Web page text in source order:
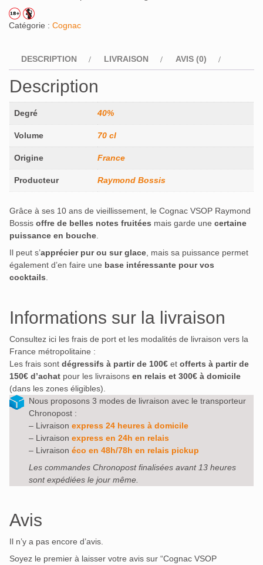
Catégorie : Cognac
DESCRIPTION LIVRAISON AVIS (0)
Description
Degré 40%
Volume 70 cl
Origine France
Producteur Raymond Bossis
Grâce à ses 10 ans de vieillissement, le Cognac VSOP Raymond
Bossis offre de belles notes fruitées mais garde une certaine
puissance en bouche.
Il peut s’apprécier pur ou sur glace, mais sa puissance permet
également d’en faire une base intéressante pour vos
cocktails.
Informations sur la livraison
Consultez ici les frais de port et les modalités de livraison vers la
France métropolitaine :
Les frais sont dégressifs à partir de 100€ et offerts à partir de
150€ d’achat pour les livraisons en relais et 300€ à domicile
(dans les zones éligibles).
Nous proposons 3 modes de livraison avec le transporteur
Chronopost :
– Livraison express 24 heures à domicile
– Livraison express en 24h en relais
– Livraison éco en 48h/78h en relais pickup
Les commandes Chronopost finalisées avant 13 heures
sont expédiées le jour même.
Avis
Il n’y a pas encore d’avis.
Soyez le premier à laisser votre avis sur “Cognac VSOP